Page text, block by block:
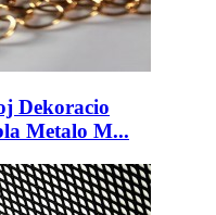
Dekoracio
Metalo M...